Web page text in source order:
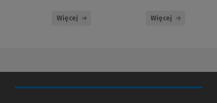
Więcej Więcej